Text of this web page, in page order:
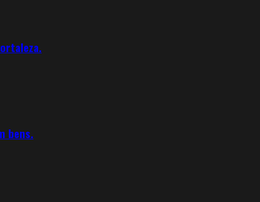
bens.